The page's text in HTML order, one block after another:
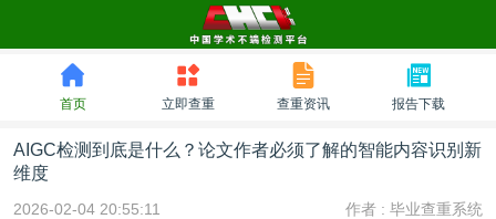
首页 立即查重 查重资讯 报告下载
AIGC检测到底是什么？论文作者必须了解的智能内容识别新
维度
2026-02-04 20:55:11 作者 : 毕业查重系统